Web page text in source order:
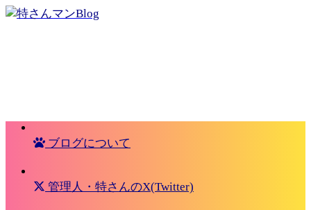
ブログについて
管理人・特さんのX(Twitter)